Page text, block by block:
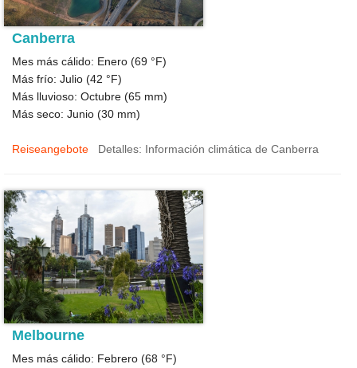
Canberra
Mes más cálido: Enero (69 °F)
Más frío: Julio (42 °F)
Más lluvioso: Octubre (65 mm)
Más seco: Junio (30 mm)
Reiseangebote Detalles: Información climática de Canberra
Melbourne
Mes más cálido: Febrero (68 °F)